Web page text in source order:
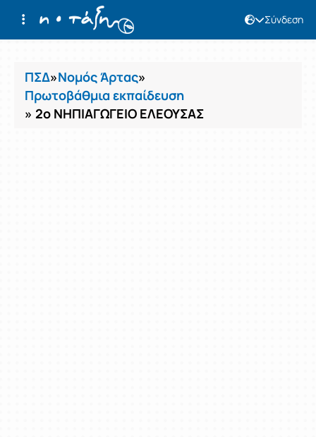
Σύνδεση
Μαθήματα
ΠΣΔ»Νομός Άρτας»
Πρωτοβάθμια εκπαίδευση
» 2ο ΝΗΠΙΑΓΩΓΕΙΟ ΕΛΕΟΥΣΑΣ